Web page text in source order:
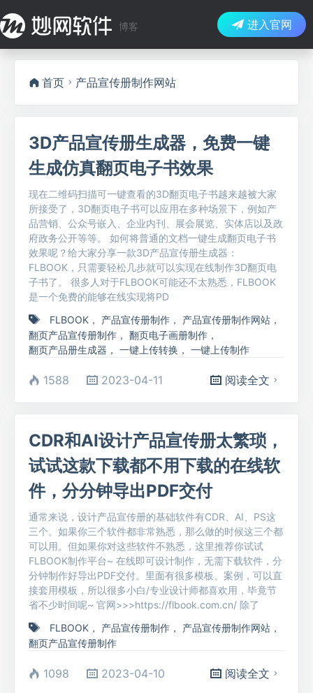
博客 进入官网
首页 产品宣传册制作网站
3D产品宣传册生成器，免费一键
生成仿真翻页电子书效果
现在二维码扫描可一键查看的3D翻页电子书越来越被大家
所接受了，3D翻页电子书可以应用在多种场景下，例如产
品营销、公众号嵌入、企业内刊、展会展览、实体店以及政
府政务公开等等。 如何将普通的文档一键生成翻页电子书
效果呢？给大家分享一款3D产品宣传册生成器：
FLBOOK，只需要轻松几步就可以实现在线制作3D翻页电
子书了。 很多人对于FLBOOK可能还不太熟悉，FLBOOK
是一个免费的能够在线实现将PD
FLBOOK ， 产品宣传册制作 ， 产品宣传册制作网站 ，
翻页产品宣传册制作 ， 翻页电子画册制作 ，
翻页产品册生成器 ， 一键上传转换 ， 一键上传制作
1588 2023-04-11 阅读全文
CDR和AI设计产品宣传册太繁琐，
试试这款下载都不用下载的在线软
件，分分钟导出PDF交付
通常来说，设计产品宣传册的基础软件有CDR、AI、PS这
三个。如果你三个软件都非常熟悉，那么做的时候这三个都
可以用。但如果你对这些软件不熟悉，这里推荐你试试
FLBOOK制作平台~ 在线即可设计制作，无需下载软件，分
分钟制作好导出PDF交付。里面有很多模板、案例，可以直
接套用模板，所以很多小白/专业设计师都喜欢用，毕竟节
省不少时间呢~ 官网>>>https://flbook.com.cn/ 除了
FLBOOK ， 产品宣传册制作 ， 产品宣传册制作网站 ，
翻页产品宣传册制作
1098 2023-04-10 阅读全文